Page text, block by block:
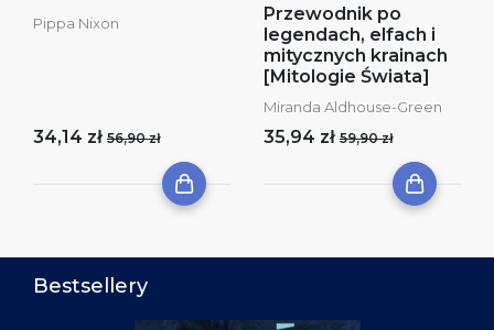
Pippa Nixon
34,14 zł 56,90 zł
Przewodnik po
legendach, elfach i
mitycznych krainach
[Mitologie Świata]
Miranda Aldhouse-Green
35,94 zł 59,90 zł
Bestsellery